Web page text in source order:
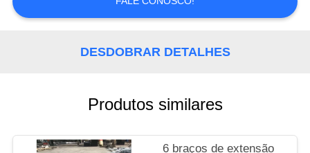
PRIVACY
DESDOBRAR DETALHES
Produtos similares
6 braços de extensão